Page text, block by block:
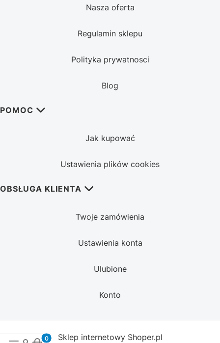
Nasza oferta
Regulamin sklepu
Polityka prywatnosci
Blog
POMOC
Jak kupować
Ustawienia plików cookies
OBSŁUGA KLIENTA
Twoje zamówienia
Ustawienia konta
Ulubione
Konto
Sklep internetowy Shoper.pl